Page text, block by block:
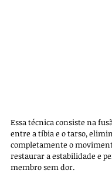
Essa técnica consiste na
entre a tíbia e o tarso,
completamente o
restaurar a estabilidade e
membro sem dor.